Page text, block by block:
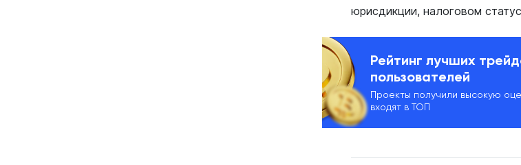
юрисдикции, налоговом
Рейтинг лучших
пользователей
Проекты получили высокую
входят в ТОП